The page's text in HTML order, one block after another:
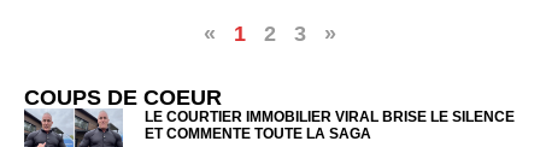
« 1 2 3 »
COUPS DE COEUR
LE COURTIER IMMOBILIER VIRAL BRISE LE SILENCE
ET COMMENTE TOUTE LA SAGA